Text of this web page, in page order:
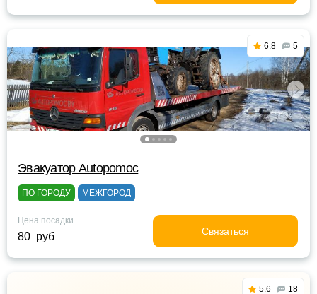
6.8 5
Эвакуатор Autopomoc
ПО ГОРОДУ МЕЖГОРОД
Цена посадки
80 руб Связаться
5.6 18